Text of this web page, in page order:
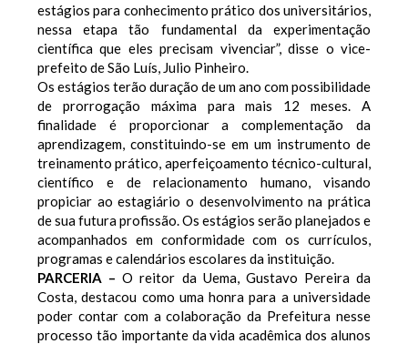
estágios para conhecimento prático dos universitários,
nessa etapa tão fundamental da experimentação
científica que eles precisam vivenciar”, disse o vice-
prefeito de São Luís, Julio Pinheiro.
Os estágios terão duração de um ano com possibilidade
de prorrogação máxima para mais 12 meses. A
finalidade é proporcionar a complementação da
aprendizagem, constituindo-se em um instrumento de
treinamento prático, aperfeiçoamento técnico-cultural,
científico e de relacionamento humano, visando
propiciar ao estagiário o desenvolvimento na prática
de sua futura profissão. Os estágios serão planejados e
acompanhados em conformidade com os currículos,
programas e calendários escolares da instituição.
PARCERIA –O reitor da Uema, Gustavo Pereira da
Costa, destacou como uma honra para a universidade
poder contar com a colaboração da Prefeitura nesse
processo tão importante da vida acadêmica dos alunos